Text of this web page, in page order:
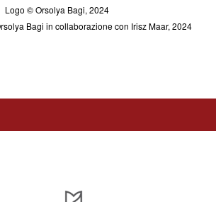
Logo © Orsolya Bagi, 2024
Bagi in collaborazione con Irisz Maar, 2024